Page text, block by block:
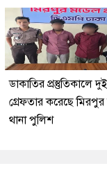
ডাকাতির প্রস্তুতিকালে
গ্রেফতার করেছে
থানা পুলিশ